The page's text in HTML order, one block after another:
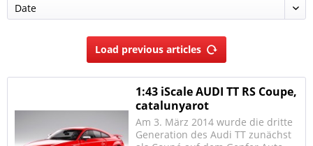
Load previous articles
1:43 iScale AUDI TT RS Coupe,
catalunyarot
Am 3. März 2014 wurde die dritte
Generation des Audi TT zunächst